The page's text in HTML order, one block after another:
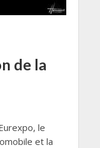
de la
le
et la